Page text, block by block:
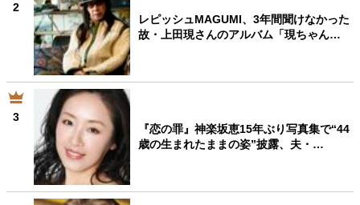
2
レピッシュMAGUMI、3年間聞けなかった
故・上田現さんのアルバム「現ちゃん…
3
『恋の罪』神楽坂恵15年ぶり写真集で“44
歳の生まれたままの姿”披露、夫・…